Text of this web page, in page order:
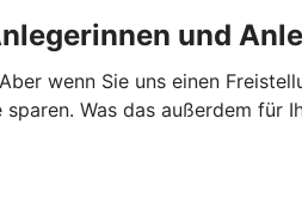
und
wenn Sie uns einen
Was das außerdem für